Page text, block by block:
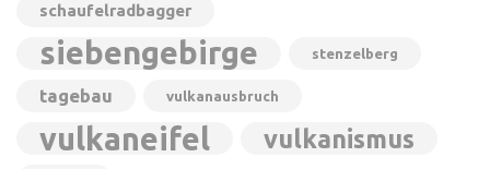
schaufelradbagger
siebengebirge stenzelberg
tagebau vulkanausbruch
vulkaneifel vulkanismus